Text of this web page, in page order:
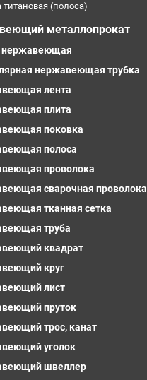
(полоса)
металлопрокат
нержавеющая
нержавеющая трубка
лента
плита
поковка
полоса
проволока
сварочная проволока
тканная сетка
труба
квадрат
круг
лист
пруток
трос, канат
уголок
швеллер